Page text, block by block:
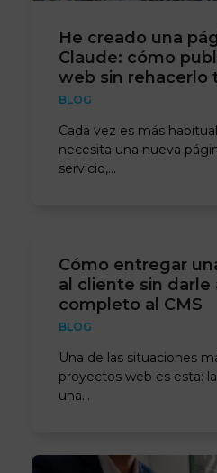
He creado una
Claude: cómo
web sin rehacerlo
BLOG
Cada vez es más
necesita una nueva
servicio,…
Cómo entregar
al cliente sin darle
completo al CMS
BLOG
Una de las situaciones
proyectos web es esta:
una…